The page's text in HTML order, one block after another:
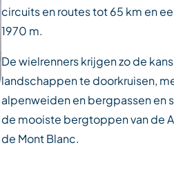
circuits en routes tot 65 km en
1970 m.
De wielrenners krijgen zo de
landschappen te doorkruisen,
alpenweiden en bergpassen en
de mooiste bergtoppen van de
de Mont Blanc.